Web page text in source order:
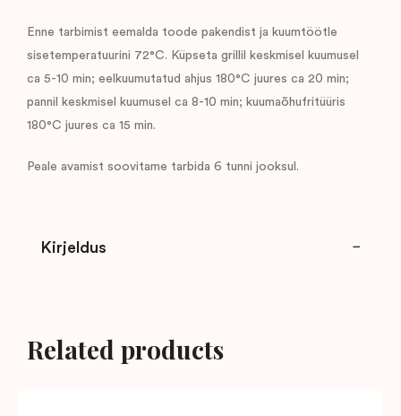
Enne tarbimist eemalda toode pakendist ja kuumtöötle
sisetemperatuurini 72°C. Küpseta grillil keskmisel kuumusel
ca 5-10 min; eelkuumutatud ahjus 180°C juures ca 20 min;
pannil keskmisel kuumusel ca 8-10 min; kuumaõhufritüüris
180°C juures ca 15 min.
Peale avamist soovitame tarbida 6 tunni jooksul.
Kirjeldus
Related products